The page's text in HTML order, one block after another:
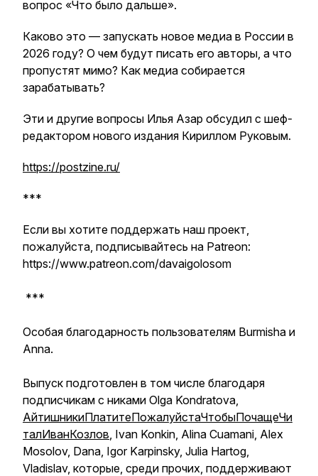
вопрос «Что было дальше».
Каково это — запускать новое медиа в России в
2026 году? О чем будут писать его авторы, а что
пропустят мимо? Как медиа собирается
зарабатывать?
Эти и другие вопросы Илья Азар обсудил с шеф-
редактором нового издания Кириллом Руковым.
https://postzine.ru/
***
Если вы хотите поддержать наш проект,
пожалуйста, подписывайтесь на Patreon:
https://www.patreon.com/davaigolosom
***
Особая благодарность пользователям Burmisha и
Аnna.
Выпуск подготовлен в том числе благодаря
подписчикам с никами Olga Kondratova,
АйтишникиПлатитеПожалуйстаЧтобыПочащеЧи
талИванКозлов, Ivan Konkin, Alina Cuamani, Alex
Mosolov, Dana, Igor Karpinsky, Julia Hartog,
Vladislav, которые, среди прочих, поддерживают